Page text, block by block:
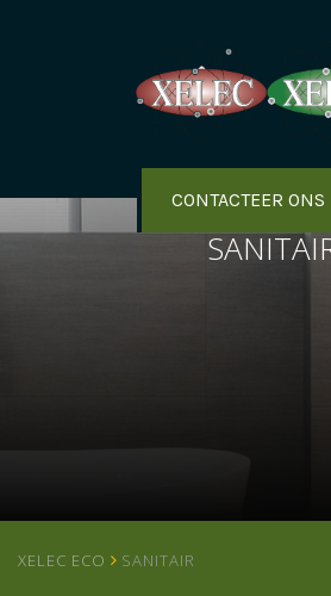
CONTACTEER ONS
XELEC ECO SANITAIR